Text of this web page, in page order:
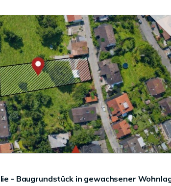
- Baugrundstück in gewachsener